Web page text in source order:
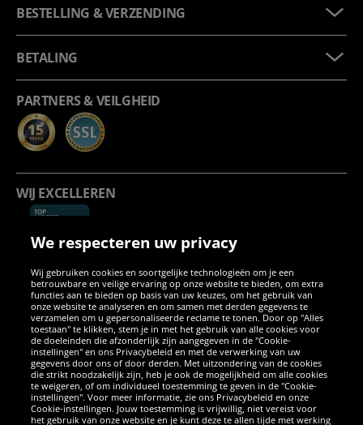
BESTELLING & VERZENDING
BETALING
PARTNERS & VEILGHEID
WIJ EXCELLEREN
SOCIALE MEDIA
FacebookInstagram
WhatsApp
TikTokTwitterYouTube
APPS
We respecteren uw privacy
Wij gebruiken cookies en soortgelijke technologieën om je een
betrouwbare en veilige ervaring op onze website te bieden, om extra
functies aan te bieden op basis van uw keuzes, om het gebruik van
onze website te analyseren en om samen met derden gegevens te
verzamelen om u gepersonaliseerde reclame te tonen. Door op "Alles
toestaan" te klikken, stem je in met het gebruik van alle cookies voor
de doeleinden die afzonderlijk zijn aangegeven in de "Cookie-
instellingen" en ons Privacybeleid en met de verwerking van uw
gegevens door ons of door derden. Met uitzondering van de cookies
die strikt noodzakelijk zijn, heb je ook de mogelijkheid om alle cookies
te weigeren, of om individueel toestemming te geven in de "Cookie-
instellingen". Voor meer informatie, zie ons Privacybeleid en onze
Cookie-instellingen. Jouw toestemming is vrijwillig, niet vereist voor
het gebruik van onze website en je kunt deze te allen tijde met werking